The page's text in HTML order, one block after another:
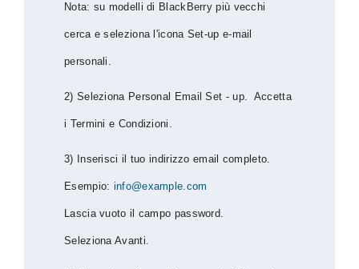
Nota: su modelli di BlackBerry più vecchi
cerca e seleziona l'icona Set-up e-mail
personali.
2) Seleziona Personal Email Set - up. Accetta
i Termini e Condizioni.
3) Inserisci il tuo indirizzo email completo.
Esempio: info@example.com
Lascia vuoto il campo password.
Seleziona Avanti.